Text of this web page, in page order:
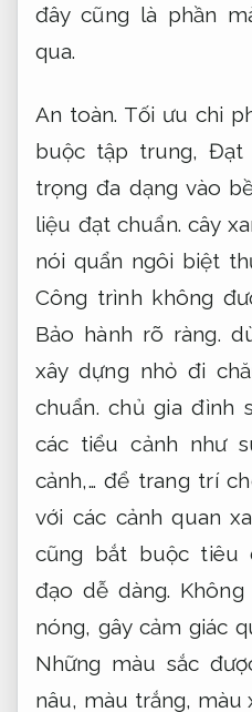
đây cũng là phần
qua.
An toàn. Tối ưu chi
buộc tập trung, Đạt
trọng đa dạng vào
liệu đạt chuẩn. cây
nói quẩn ngôi biệt
Công trình không
Bảo hành rõ ràng.
xây dựng nhỏ đi
chuẩn. chủ gia đình
các tiểu cảnh như
cảnh,… để trang trí
với các cảnh quan
cũng bắt buộc tiêu
đạo dễ dàng.
nóng, gây cảm giác
Những màu sắc
nâu, màu trắng, màu